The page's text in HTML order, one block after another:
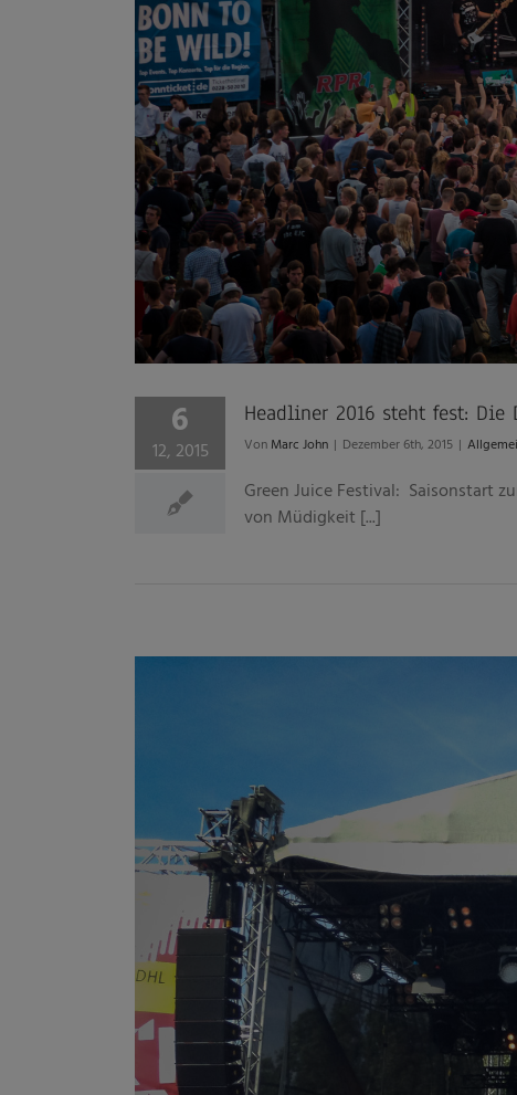
6
12, 2015
Headliner 2016 steht fest: Die
Von Marc John | Dezember 6th, 2015 |
Green Juice Festival: Saisonstart
von Müdigkeit [...]